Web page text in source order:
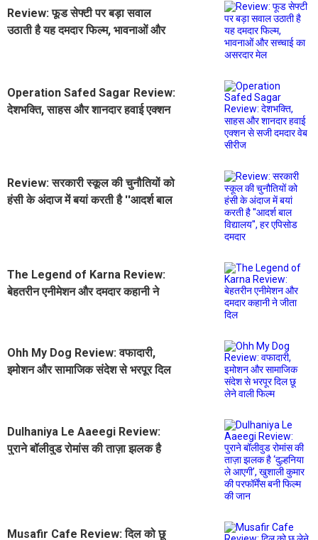
Review: फूड सेफ्टी पर बड़ा सवाल
उठाती है यह दमदार फिल्म, भावनाओं और
Operation Safed Sagar Review:
देशभक्ति, साहस और शानदार हवाई एक्शन
Review: सरकारी स्कूल की चुनौतियों को
हंसी के अंदाज में बयां करती है ''आदर्श बाल
The Legend of Karna Review:
बेहतरीन एनीमेशन और दमदार कहानी ने
Ohh My Dog Review: वफादारी,
इमोशन और सामाजिक संदेश से भरपूर दिल
Dulhaniya Le Aaeegi Review:
पुराने बॉलीवुड रोमांस की ताज़ा झलक है
Musafir Cafe Review: दिल को छू